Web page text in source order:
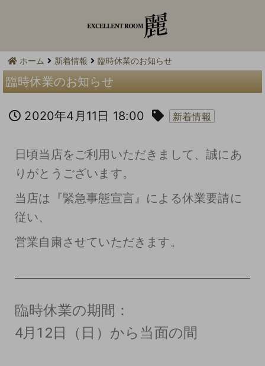
ホーム 新着情報 臨時休業のお知らせ
臨時休業のお知らせ
2020年4月11日 18:00 新着情報
日頃当店をご利用いただきまして、誠にあ
りがとうございます。
当店は『緊急事態宣言』による休業要請に
従い、
営業自粛させていただきます。
臨時休業の期間：
4月12日（日）から当面の間